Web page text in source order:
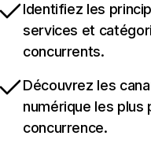
Identifiez les
services et
concurrents.
Découvrez les
numérique les
concurrence.